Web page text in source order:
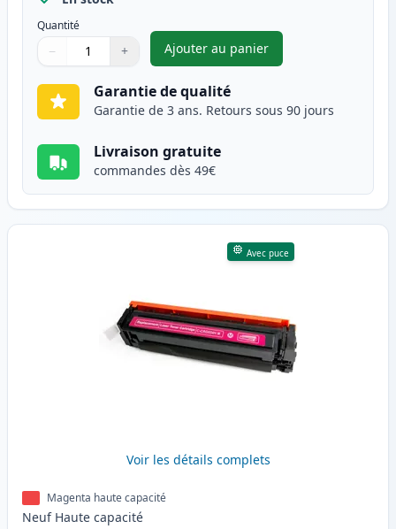
Quantité
Quantité
Utilisez les boutons pour ajuster
− +
Quantité
Ajouter au panier
,Canon 054H (3027C002)
Garantie de qualité
Garantie de 3 ans. Retours sous 90 jours
Livraison gratuite
commandes dès 49€
Avec puce
Voir les détails complets
Magenta haute capacité
Neuf Haute capacité